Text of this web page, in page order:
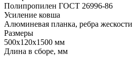
Полипропилен ГОСТ 26996-86
Усиление ковша
Алюминевая планка, ребра жескости
Размеры
500х120х1500 мм
Длина в сборе, мм